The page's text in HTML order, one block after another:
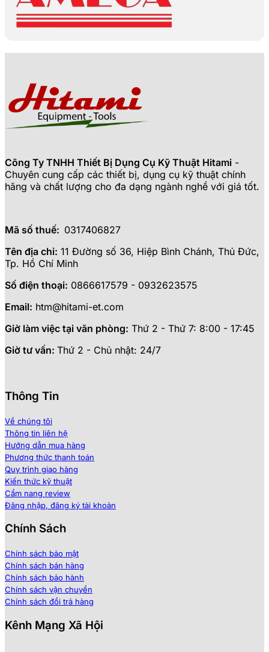
Công Ty TNHH Thiết Bị Dụng Cụ Kỹ Thuật Hitami -
Chuyên cung cấp các thiết bị, dụng cụ kỹ thuật chính
hãng và chất lượng cho đa dạng ngành nghề với giá tốt.
Mã số thuế: 0317406827
Tên địa chỉ: 11 Đường số 36, Hiệp Bình Chánh, Thủ Đức,
Tp. Hồ Chí Minh
Số điện thoại: 0866617579 - 0932623575
Email: htm@hitami-et.com
Giờ làm việc tại văn phòng: Thứ 2 - Thứ 7: 8:00 - 17:45
Giờ tư vấn: Thứ 2 - Chủ nhật: 24/7
Thông Tin
Về chúng tôi
Thông tin liên hệ
Hướng dẫn mua hàng
Phương thức thanh toán
Quy trình giao hàng
Kiến thức kỹ thuật
Cẩm nang review
Đăng nhập, đăng ký tài khoản
Chính Sách
Chính sách bảo mật
Chính sách bán hàng
Chính sách bảo hành
Chính sách vận chuyển
Chính sách đổi trả hàng
Kênh Mạng Xã Hội